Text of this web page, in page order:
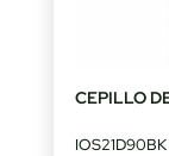
CEPILLO
IOS21D90BK